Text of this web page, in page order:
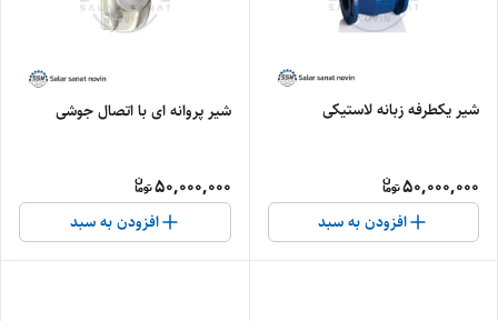
شیر یکطرفه زبانه لاستیکی
50,000,000
افزودن به سبد
شیر پروانه ای با اتصال جوشی
50,000,000
افزودن به سبد